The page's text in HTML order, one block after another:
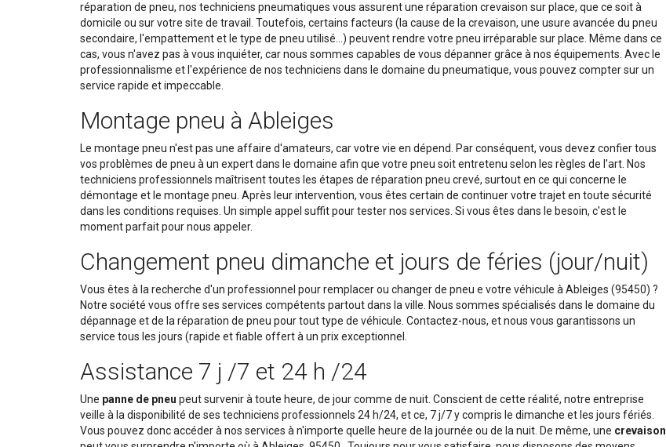
réparation de pneu, nos techniciens pneumatiques vous assurent une réparation crevaison sur place, que ce soit à
domicile ou sur votre site de travail. Toutefois, certains facteurs (la cause de la crevaison, une usure avancée du pneu
secondaire, l'empattement et le type de pneu utilisé…) peuvent rendre votre pneu irréparable sur place. Même dans ce
cas, vous n'avez pas à vous inquiéter, car nous sommes capables de vous dépanner grâce à nos équipements. Avec le
professionnalisme et l'expérience de nos techniciens dans le domaine du pneumatique, vous pouvez compter sur un
service rapide et impeccable.
Montage pneu à Ableiges
Le montage pneu n'est pas une affaire d'amateurs, car votre vie en dépend. Par conséquent, vous devez confier tous
vos problèmes de pneu à un expert dans le domaine afin que votre pneu soit entretenu selon les règles de l'art. Nos
techniciens professionnels maîtrisent toutes les étapes de réparation pneu crevé, surtout en ce qui concerne le
démontage et le montage pneu. Après leur intervention, vous êtes certain de continuer votre trajet en toute sécurité
dans les conditions requises. Un simple appel suffit pour tester nos services. Si vous êtes dans le besoin, c'est le
moment parfait pour nous appeler.
Changement pneu dimanche et jours de féries (jour/nuit)
Vous êtes à la recherche d'un professionnel pour remplacer ou changer de pneu e votre véhicule à Ableiges (95450) ?
Notre société vous offre ses services compétents partout dans la ville. Nous sommes spécialisés dans le domaine du
dépannage et de la réparation de pneu pour tout type de véhicule. Contactez-nous, et nous vous garantissons un
service tous les jours (rapide et fiable offert à un prix exceptionnel.
Assistance 7 j /7 et 24 h /24
Une panne de pneu peut survenir à toute heure, de jour comme de nuit. Conscient de cette réalité, notre entreprise
veille à la disponibilité de ses techniciens professionnels 24 h/24, et ce, 7 j/7 y compris le dimanche et les jours fériés.
Vous pouvez donc accéder à nos services à n'importe quelle heure de la journée ou de la nuit. De même, une crevaison